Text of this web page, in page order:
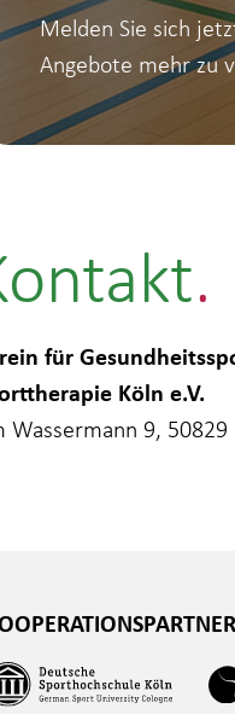
Melden Sie sich
Angebote mehr zu
für
Köln e.V.
Wassermann 9, 50829